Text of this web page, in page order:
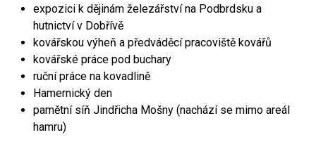
expozici k dějinám železářství na Podbrdsku a
hutnictví v Dobřívě
kovářskou výheň a předváděcí pracoviště kovářů
kovářské práce pod buchary
ruční práce na kovadlině
Hamernický den
pamětní síň Jindřicha Mošny (nachází se mimo areál
hamru)